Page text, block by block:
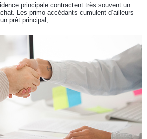
principale contractent très souvent un
Les primo-accédants cumulent d’ailleurs
prêt principal,...